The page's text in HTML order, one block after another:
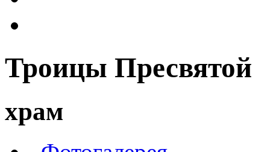
Троицы Пресвятой
храм